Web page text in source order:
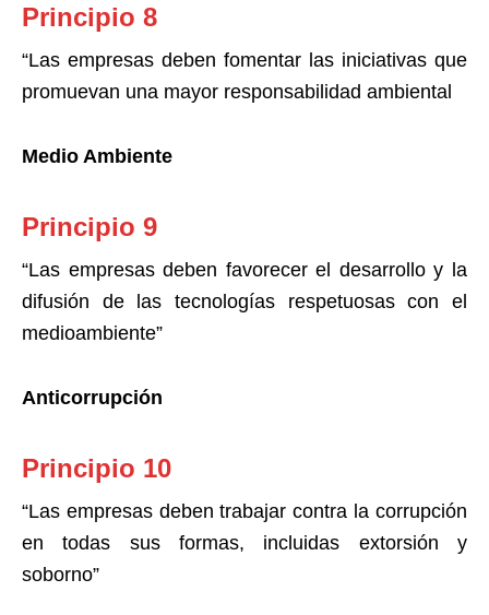
Principio 8
“Las empresas deben fomentar las iniciativas que
promuevan una mayor responsabilidad ambiental
Medio Ambiente
Principio 9
“Las empresas deben favorecer el desarrollo y la
difusión de las tecnologías respetuosas con el
medioambiente”
Anticorrupción
Principio 10
“Las empresas deben trabajar contra la corrupción
en todas sus formas, incluidas extorsión y
soborno”